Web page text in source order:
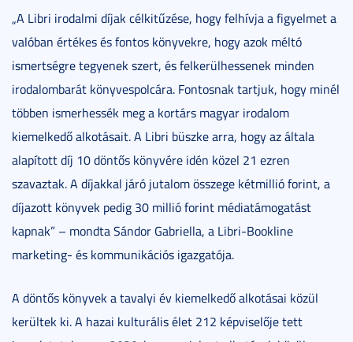
„A Libri irodalmi díjak célkitűzése, hogy felhívja a figyelmet a
valóban értékes és fontos könyvekre, hogy azok méltó
ismertségre tegyenek szert, és felkerülhessenek minden
irodalombarát könyvespolcára. Fontosnak tartjuk, hogy minél
többen ismerhessék meg a kortárs magyar irodalom
kiemelkedő alkotásait. A Libri büszke arra, hogy az általa
alapított díj 10 döntős könyvére idén közel 21 ezren
szavaztak. A díjakkal járó jutalom összege kétmillió forint, a
díjazott könyvek pedig 30 millió forint médiatámogatást
kapnak” – mondta Sándor Gabriella, a Libri-Bookline
marketing- és kommunikációs igazgatója.
A döntős könyvek a tavalyi év kiemelkedő alkotásai közül
kerültek ki. A hazai kulturális élet 212 képviselője tett